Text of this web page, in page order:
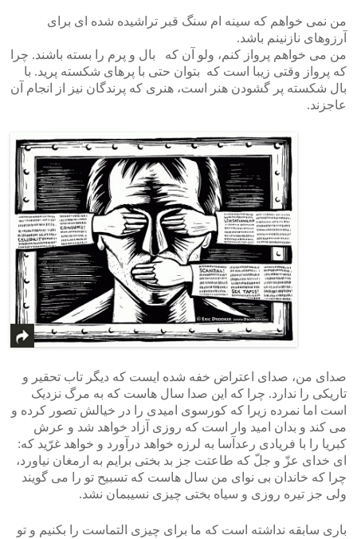
من نمی خواهم که سینه ام سنگ قبر تراشیده شده ای برای
آرزوهای نازنینم باشد.
من می خواهم پرواز کنم، ولو آن که بال و پرم را بسته باشند. چرا
که پرواز وقتی زیبا است که بتوان حتی با پرهای شکسته پرید. با
بال شکسته پر گشودن هنر است، هنری که پرندگان نیز از انجام آن
عاجزند.
صدای من، صدای اعتراض خفه شده ایست که دیگر تاب تحقیر و
تاریکی را ندارد. چرا که این صدا سال هاست که به مرگ نزدیک
است اما نمرده زیرا که کورسوی امیدی را در خیالش تصور کرده و
می کند و بدان امید وار است که روزی آزاد خواهد شد و عرش
کبریا را با فریادی رعدآسا به لرزه خواهد درآورد و خواهد غرّید که:
ای خدای عزّ و جلّ که طاعتت جز بد بختی برایم به ارمغان نیاورد،
چرا که خاندان بی نوای من سال هاست که تسبیح تو را می گویند
ولی جز تیره روزی و سیاه بختی چیزی نسیبمان نشد.
باری سابقه نداشته است که ما برای چیزی التماست را بکنیم و تو